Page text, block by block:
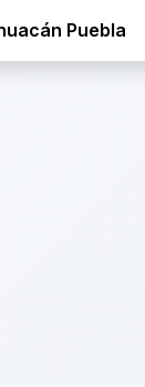
Puebla